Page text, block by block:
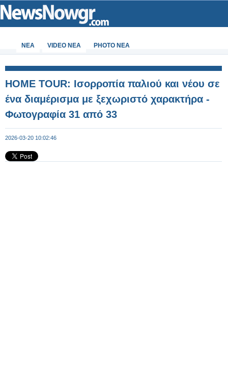
ΝΕΑ VIDEO NEA PHOTO NEA
HOME TOUR: Ισορροπία παλιού και νέου σε
ένα διαμέρισμα με ξεχωριστό χαρακτήρα -
Φωτογραφία 31 από 33
2026-03-20 10:02:46